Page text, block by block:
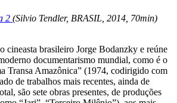
2 (Silvio Tendler, BRASIL, 2014, 70min)
cineasta brasileiro Jorge Bodanzky e reúne
documentarismo mundial, como é o
Transa Amazônica” (1974, codirigido com
de trabalhos mais recentes, ainda de
são sete obras presentes, de produções